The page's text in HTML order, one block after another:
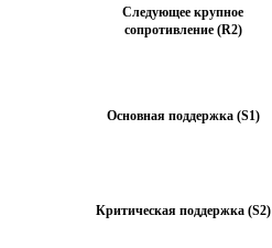
Следующее крупное
сопротивление (R2)
Основная поддержка (S1)
Критическая поддержка (S2)